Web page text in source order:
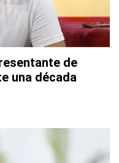
de
una década